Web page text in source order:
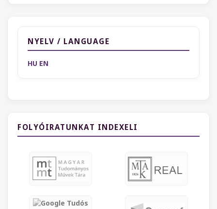
NYELV / LANGUAGE
HU EN
FOLYÓIRATUNKAT INDEXELI